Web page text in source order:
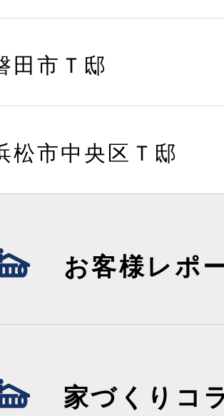
田市Ｔ邸
松市中央区Ｔ邸
お客様レポ
家づくりコ